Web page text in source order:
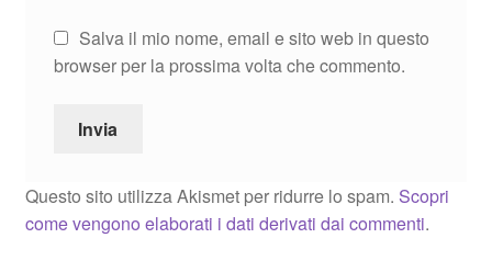
Salva il mio nome, email e sito web in questo
browser per la prossima volta che commento.
Questo sito utilizza Akismet per ridurre lo spam. Scopri
come vengono elaborati i dati derivati dai commenti.